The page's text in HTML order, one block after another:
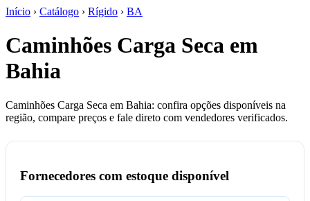
Início › Catálogo › Rígido › BA
Caminhões Carga Seca em
Bahia
Caminhões Carga Seca em Bahia: confira opções disponíveis na
região, compare preços e fale direto com vendedores verificados.
Fornecedores com estoque disponível